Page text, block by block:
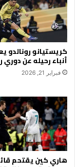
كريستيانو رونالدو
أنباء رحيله عن
فبراير 21, 2026
هاري كين يقتحم